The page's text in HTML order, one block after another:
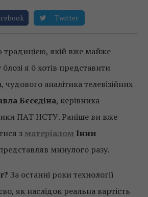
Twitter
традицією, якій вже майже
я б хотів представити
чудового аналітика телевізійних
Бєсєдіна, керівника
ПАТ НСТУ. Раніше ви вже
з матеріалом Інни
минулого разу.
За останні роки технології
як наслідок реальна вартість